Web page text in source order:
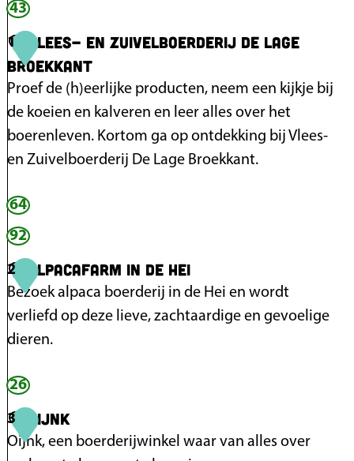
43
1
Vlees- en Zuivelboerderij De Lage
Broekkant
Proef de (h)eerlijke producten, neem een kijkje bij
de koeien en kalveren en leer alles over het
boerenleven. Kortom ga op ontdekking bij Vlees-
en Zuivelboerderij De Lage Broekkant.
V
l
e
s
-
e
n
Z
u
i
64
92
2 Alpacafarm in de Hei
Bezoek alpaca boerderij in de Hei en wordt
verliefd op deze lieve, zachtaardige en gevoelige
dieren.
A
l
p
26
3 Oijnk
Oijnk, een boerderijwinkel waar van alles over